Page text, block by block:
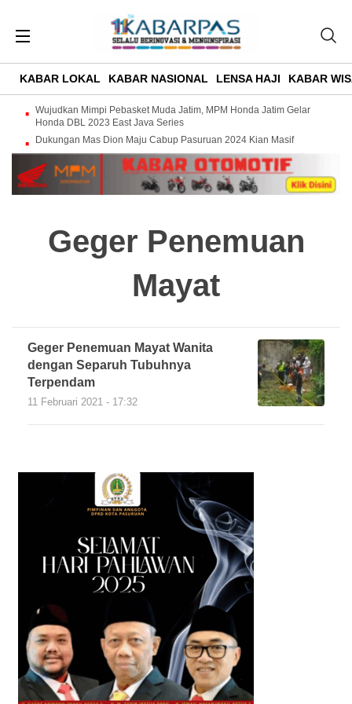
KABAR LOKAL KABAR NASIONAL LENSA HAJI KABAR
Wujudkan Mimpi Pebasket Muda Jatim, MPM Honda Jatim Gelar
Honda DBL 2023 East Java Series
Dukungan Mas Dion Maju Cabup Pasuruan 2024 Kian Masif
Geger Penemuan
Mayat
Geger Penemuan Mayat Wanita
dengan Separuh Tubuhnya
Terpendam
11 Februari 2021 - 17:32